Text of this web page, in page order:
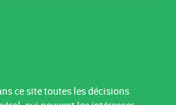
ce site toutes les décisions